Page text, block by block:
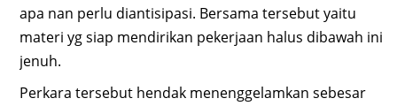
apa nan perlu diantisipasi. Bersama tersebut yaitu
materi yg siap mendirikan pekerjaan halus dibawah ini
jenuh.
Perkara tersebut hendak menenggelamkan sebesar